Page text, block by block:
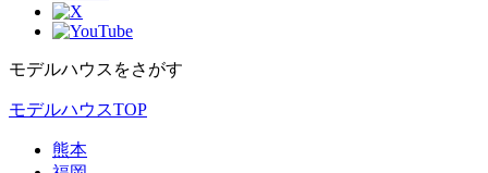
モデルハウスをさがす
モデルハウスTOP
熊本